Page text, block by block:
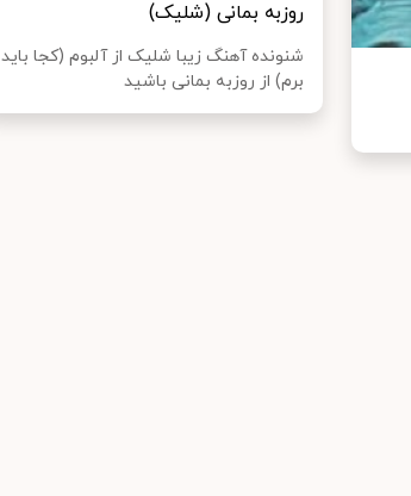
روزبه بمانی (شلیک)
شنونده آهنگ زیبا شلیک از آلبوم (کجا باید
برم) از روزبه بمانی باشید